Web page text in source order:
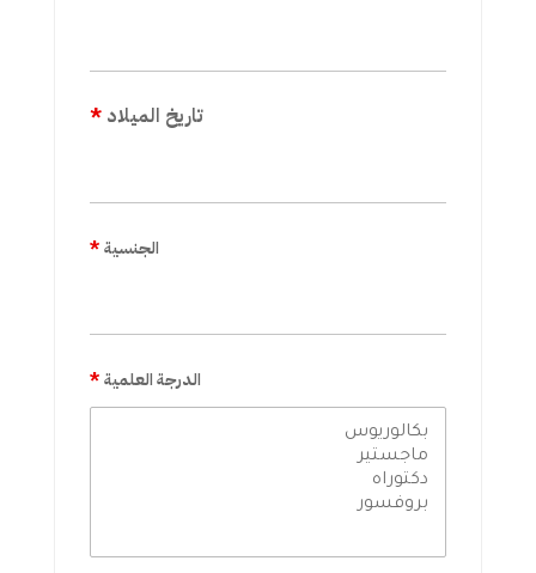
تاريخ الميلاد *
الجنسية*
الدرجة العلمية*